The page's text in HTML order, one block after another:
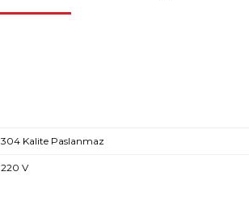
304 Kalite Paslanmaz
220 V